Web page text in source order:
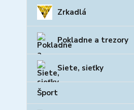
Zrkadlá
Pokladne a trezory
Siete, sieťky
Šport